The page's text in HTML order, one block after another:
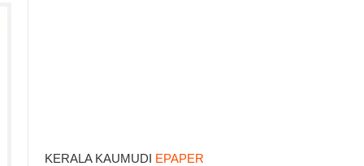
KERALA KAUMUDI EPAPER